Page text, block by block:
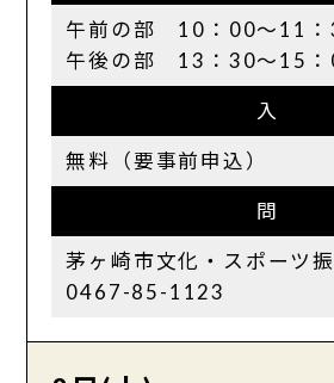
午前の部 10：00〜11：
午後の部 13：30～15：
入
無料（要事前申込）
問
茅ヶ崎市文化・スポーツ
0467-85-1123